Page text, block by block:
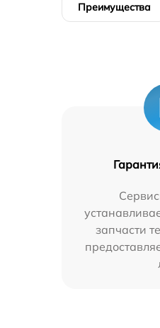
Преимущества
запчасти